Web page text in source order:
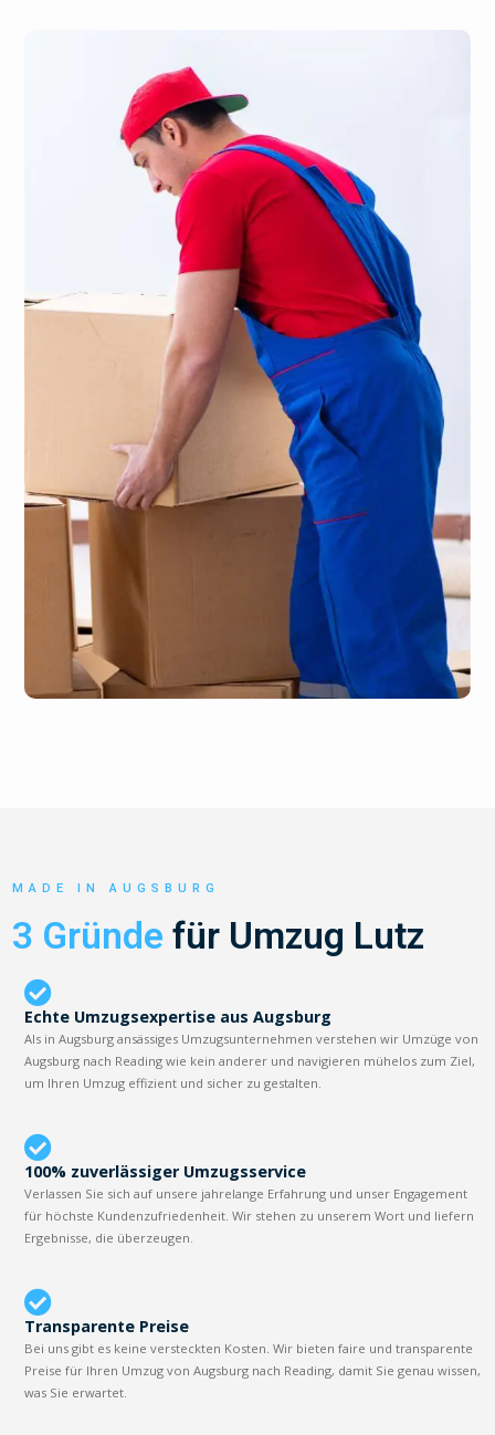
MADE IN AUGSBURG
3 Gründe für Umzug Lutz
Echte Umzugsexpertise aus Augsburg
Als in Augsburg ansässiges Umzugsunternehmen verstehen wir Umzüge von
Augsburg nach Reading wie kein anderer und navigieren mühelos zum Ziel,
um Ihren Umzug effizient und sicher zu gestalten.
100% zuverlässiger Umzugsservice
Verlassen Sie sich auf unsere jahrelange Erfahrung und unser Engagement
für höchste Kundenzufriedenheit. Wir stehen zu unserem Wort und liefern
Ergebnisse, die überzeugen.
Transparente Preise
Bei uns gibt es keine versteckten Kosten. Wir bieten faire und transparente
Preise für Ihren Umzug von Augsburg nach Reading, damit Sie genau wissen,
was Sie erwartet.